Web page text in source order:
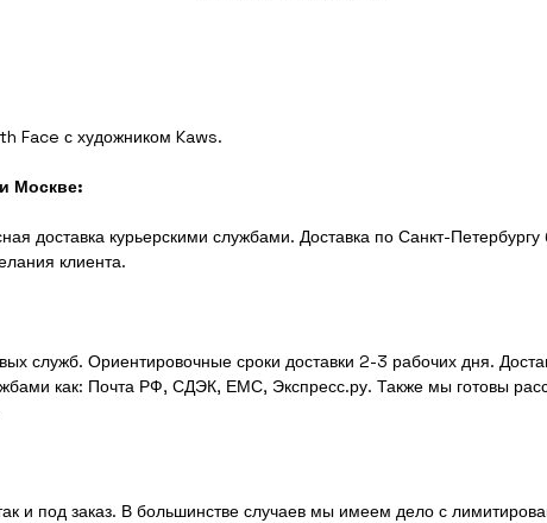
Face с художником Kaws.
Москве:
доставка курьерскими службами. Доставка по Санкт-
клиента.
служб. Ориентировочные сроки доставки 2-3 рабочих дня.
как: Почта РФ, СДЭК, ЕМС, Экспресс.ру. Также мы готовы
и под заказ. В большинстве случаев мы имеем дело с